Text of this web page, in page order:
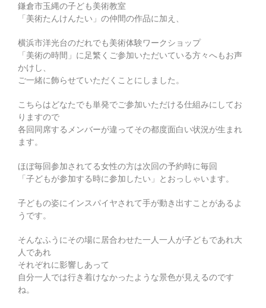
鎌倉市玉縄の子ども美術教室
「美術たんけんたい」の仲間の作品に加え、
横浜市洋光台のだれでも美術体験ワークショップ
「美術の時間」に足繁くご参加いただいている方々へもお声
かけし、
ご一緒に飾らせていただくことにしました。
こちらはどなたでも単発でご参加いただける仕組みにしてお
りますので
各回同席するメンバーが違ってその都度面白い状況が生まれ
ます。
ほぼ毎回参加されてる女性の方は次回の予約時に毎回
「子どもが参加する時に参加したい」とおっしゃいます。
子どもの姿にインスパイヤされて手が動き出すことがあるよ
うです。
そんなふうにその場に居合わせた一人一人が子どもであれ大
人であれ
それぞれに影響しあって
自分一人では行き着けなかったような景色が見えるのです
ね。